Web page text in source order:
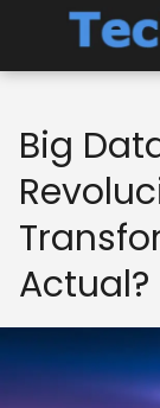
Big
Actual?